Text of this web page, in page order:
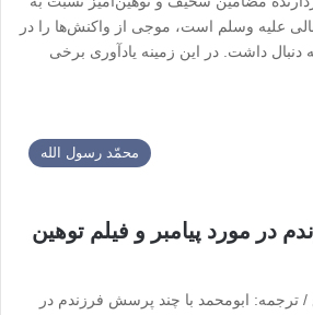
علیه وسلم است، موجی از واکنش‌ها را در
داشت. در این زمینه یادآوری برخی
محمّد رسول الله
در مورد پیامبر و فیلم توهین
ترجمه: ابومحمد با چند پرسش فرزندم در